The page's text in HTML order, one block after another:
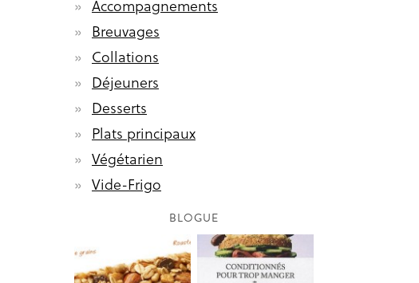
Accompagnements
Breuvages
Collations
Déjeuners
Desserts
Plats principaux
Végétarien
Vide-Frigo
BLOGUE